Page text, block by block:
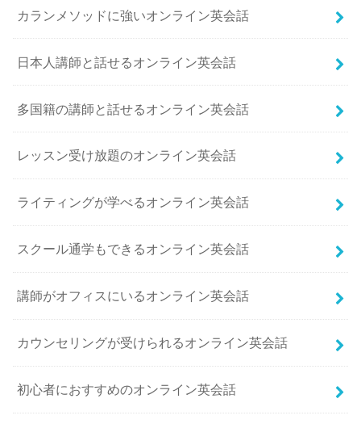
カランメソッドに強いオンライン英会話
日本人講師と話せるオンライン英会話
多国籍の講師と話せるオンライン英会話
レッスン受け放題のオンライン英会話
ライティングが学べるオンライン英会話
スクール通学もできるオンライン英会話
講師がオフィスにいるオンライン英会話
カウンセリングが受けられるオンライン英会話
初心者におすすめのオンライン英会話